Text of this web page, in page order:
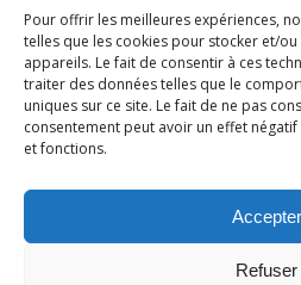
Pour offrir les meilleures expériences,
telles que les cookies pour stocker et/
appareils. Le fait de consentir à ces
traiter des données telles que le
uniques sur ce site. Le fait de ne pas
consentement peut avoir un effet
et fonctions.
Accepter
Refuser